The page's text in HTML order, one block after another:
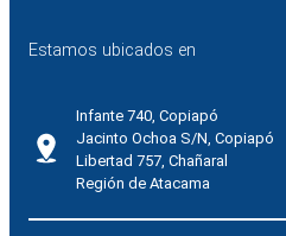
Estamos ubicados en
Infante 740, Copiapó
Jacinto Ochoa S/N, Copiapó
Libertad 757, Chañaral
Región de Atacama